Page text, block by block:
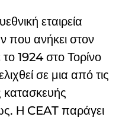
εταιρεία
που ανήκει στον
1924 στο Τορίνο
σε μια από τις
κατασκευής
Η CEAT παράγει